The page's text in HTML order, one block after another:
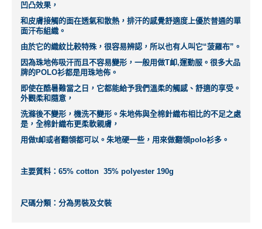
凹凸效果，
和皮膚接觸的面在透氣和散熱，排汗的感覺舒適度上優於普通的單
面汗布組織。
由於它的織紋比較特殊，很容易辨認，所以也有人叫它“菠羅布”。
因為珠地佈吸汗而且不容易變形，一般用做T卹,運動服。很多大品
牌的POLO衫都是用珠地佈。
即使在酷暑難當之日，它都能給予我們溫柔的觸感、舒適的享受。
外觀柔和隨意，
洗滌後不變形，機洗不變形。朱地佈與全棉針織布相比的不足之處
是，全棉針織布更柔軟親膚，
用做t卹或者翻領都可以。朱地硬一些，用來做翻領polo衫多。
主要質料：65% cotton 35% polyester 190g
尺碼分類：分為男裝及女裝